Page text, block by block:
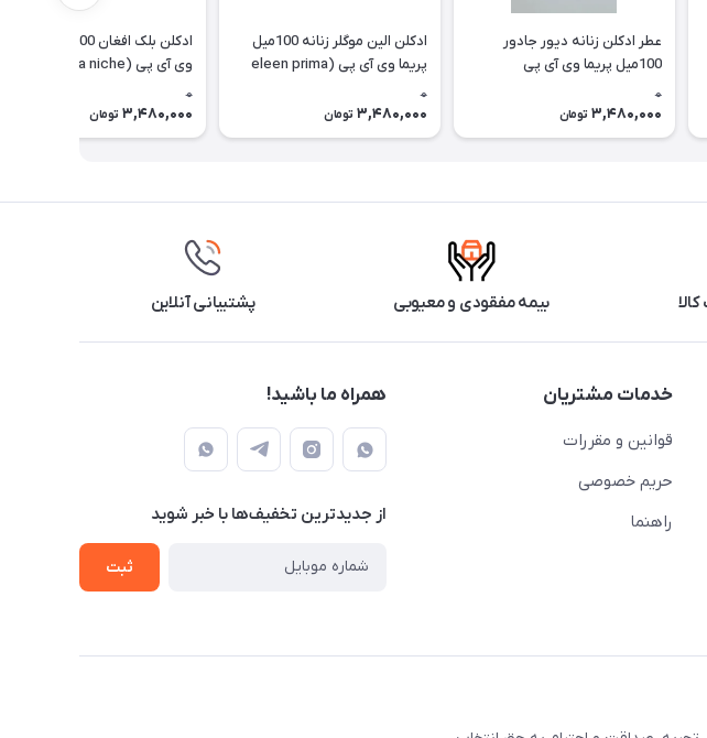
عطر ادکلن زنانه دیور جادور
100میل پریما وی آی پی
0
3,480,000 تومان
ادکلن الین موگلر زنانه 100میل
پریما وی آی پی (eleen prima
0
3,480,000 تومان
وی آی پی (black prima niche
0
3,480,000 تومان
بیمه مفقودی و معیوبی پشتیبانی آنلاین
خدمات مشتریان
قوانین و مقررات
حریم خصوصی
راهنما
همراه ما باشید!
از جدید‌ترین تخفیف‌ها با‌ خبر شوید
ثبت